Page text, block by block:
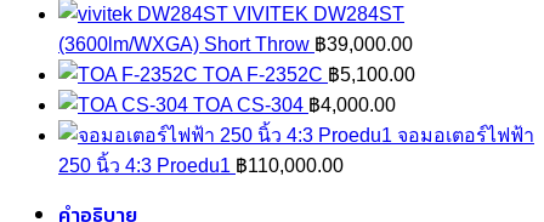
฿34,000.00.฿33,000.00.
VIVITEK DW284ST
(3600lm/WXGA) Short Throw ฿39,000.00
TOA F-2352C ฿5,100.00
TOA CS-304 ฿4,000.00
จอมอเตอร์ไฟฟ้า
250 นิ้ว 4:3 Proedu1 ฿110,000.00
คำอธิบาย